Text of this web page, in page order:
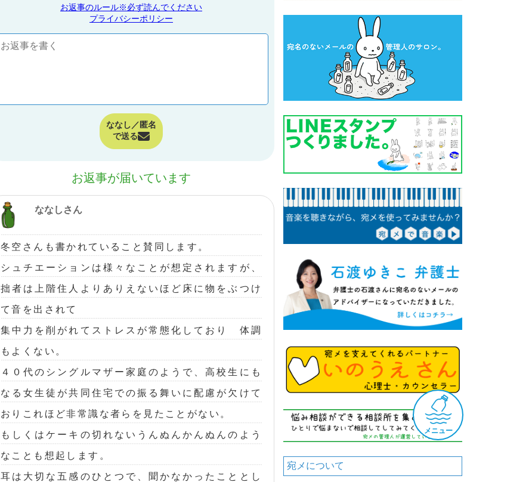
メニュー
お返事のルール※必ず読んでください
プライバシーポリシー
ななし／匿名
で送る
お返事が届いています
ななしさん
冬空さんも書かれていること賛同します。
シュチエーションは様々なことが想定されますが、
拙者は上階住人よりありえないほど床に物をぶつけ
て音を出されて
集中力を削がれてストレスが常態化しており 体調
もよくない。
４０代のシングルマザー家庭のようで、高校生にも
なる女生徒が共同住宅での振る舞いに配慮が欠けて
おりこれほど非常識な者らを見たことがない。
もしくはケーキの切れないうんぬんかんぬんのよう
なことも想起します。
耳は大切な五感のひとつで、聞かなかったこととし
宛メについて